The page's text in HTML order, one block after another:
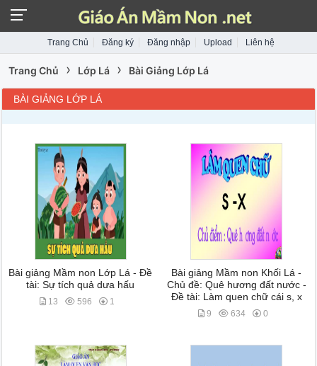
Trang Chủ Đăng ký Đăng nhập Upload Liên hệ
Trang Chủ › Lớp Lá › Bài Giảng Lớp Lá
BÀI GIẢNG LỚP LÁ
Bài giảng Mầm non Lớp Lá - Đề
tài: Sự tích quả dưa hấu
13 596 1
Bài giảng Mầm non Khối Lá -
Chủ đề: Quê hương đất nước -
Đề tài: Làm quen chữ cái s, x
9 634 0